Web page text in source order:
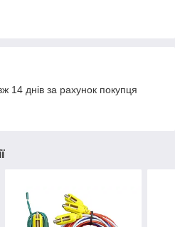
14 днів за рахунок покупця